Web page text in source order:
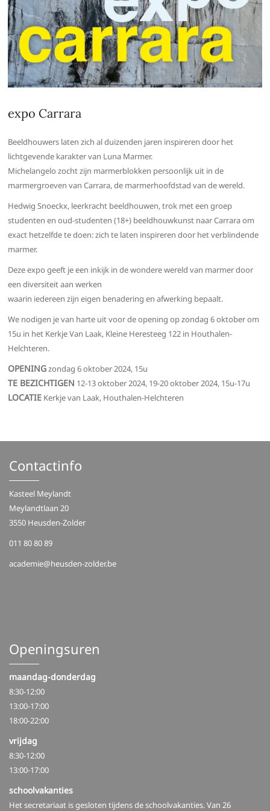
expo Carrara
Beeldhouwers laten zich al duizenden jaren inspireren door het
lichtgevende karakter van Luna Marmer.
Michelangelo zocht zijn marmerblokken persoonlijk uit in de
marmergroeven van Carrara, de marmerhoofdstad van de wereld.
Hedwig Snoeckx, leerkracht beeldhouwen, trok met een groep
studenten en oud-studenten (18+) beeldhouwkunst naar Carrara om
exact hetzelfde te doen: zich te laten inspireren door het verblindende
marmer.
Deze expo geeft je een inkijk in de wondere wereld van marmer door
een diversiteit aan werken
waarin iedereen zijn eigen benadering en afwerking bepaalt.
We nodigen je van harte uit voor de opening op zondag 6 oktober om
15u in het Kerkje Van Laak, Kleine Heresteeg 122 in Houthalen-
Helchteren.
OPENINGzondag 6 oktober 2024, 15u
TE BEZICHTIGEN 12-13 oktober 2024, 19-20 oktober 2024, 15u-17u
LOCATIE Kerkje van Laak, Houthalen-Helchteren
Contactinfo
Kasteel Meylandt
Meylandtlaan 20
3550 Heusden-Zolder
011 80 80 89
academie@heusden-zolder.be
Openingsuren
maandag-donderdag
8:30-12:00
13:00-17:00
18:00-22:00
vrijdag
8:30-12:00
13:00-17:00
schoolvakanties
Het secretariaat is gesloten tijdens de schoolvakanties. Van 26